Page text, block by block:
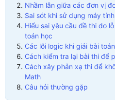
Nhầm lẫn giữa các đơn vị
Sai sót khi sử dụng máy
Hiểu sai yêu cầu đề thi do
toán học
Các lỗi logic khi giải bài
Cách kiểm tra lại bài thi để
Cách xây phản xạ thi để
Math
Câu hỏi thường gặp